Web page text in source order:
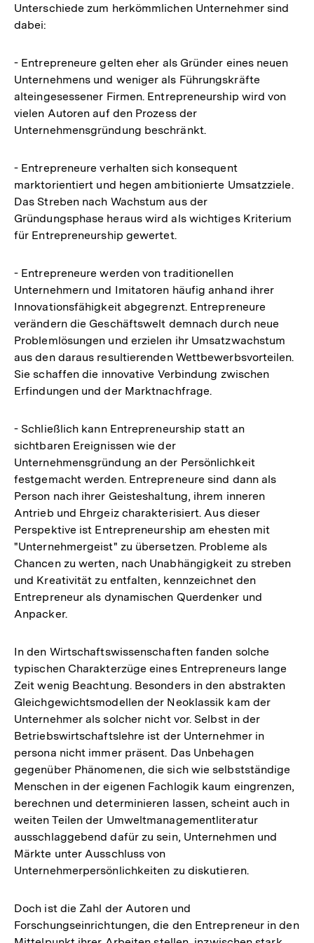
Unterschiede zum herkömmlichen Unternehmer sind
dabei:
- Entrepreneure gelten eher als Gründer eines neuen
Unternehmens und weniger als Führungskräfte
alteingesessener Firmen. Entrepreneurship wird von
vielen Autoren auf den Prozess der
Unternehmensgründung beschränkt.
- Entrepreneure verhalten sich konsequent
marktorientiert und hegen ambitionierte Umsatzziele.
Das Streben nach Wachstum aus der
Gründungsphase heraus wird als wichtiges Kriterium
für Entrepreneurship gewertet.
- Entrepreneure werden von traditionellen
Unternehmern und Imitatoren häufig anhand ihrer
Innovationsfähigkeit abgegrenzt. Entrepreneure
verändern die Geschäftswelt demnach durch neue
Problemlösungen und erzielen ihr Umsatzwachstum
aus den daraus resultierenden Wettbewerbsvorteilen.
Sie schaffen die innovative Verbindung zwischen
Erfindungen und der Marktnachfrage.
- Schließlich kann Entrepreneurship statt an
sichtbaren Ereignissen wie der
Unternehmensgründung an der Persönlichkeit
festgemacht werden. Entrepreneure sind dann als
Person nach ihrer Geisteshaltung, ihrem inneren
Antrieb und Ehrgeiz charakterisiert. Aus dieser
Perspektive ist Entrepreneurship am ehesten mit
"Unternehmergeist" zu übersetzen. Probleme als
Chancen zu werten, nach Unabhängigkeit zu streben
und Kreativität zu entfalten, kennzeichnet den
Entrepreneur als dynamischen Querdenker und
Anpacker.
In den Wirtschaftswissenschaften fanden solche
typischen Charakterzüge eines Entrepreneurs lange
Zeit wenig Beachtung. Besonders in den abstrakten
Gleichgewichtsmodellen der Neoklassik kam der
Unternehmer als solcher nicht vor. Selbst in der
Betriebswirtschaftslehre ist der Unternehmer in
persona nicht immer präsent. Das Unbehagen
gegenüber Phänomenen, die sich wie selbstständige
Menschen in der eigenen Fachlogik kaum eingrenzen,
berechnen und determinieren lassen, scheint auch in
weiten Teilen der Umweltmanagementliteratur
ausschlaggebend dafür zu sein, Unternehmen und
Märkte unter Ausschluss von
Unternehmerpersönlichkeiten zu diskutieren.
Doch ist die Zahl der Autoren und
Forschungseinrichtungen, die den Entrepreneur in den